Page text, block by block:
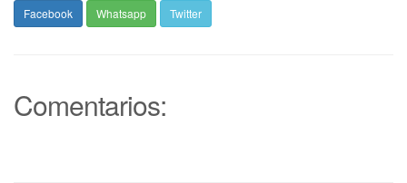
Facebook Whatsapp Twitter
Comentarios: